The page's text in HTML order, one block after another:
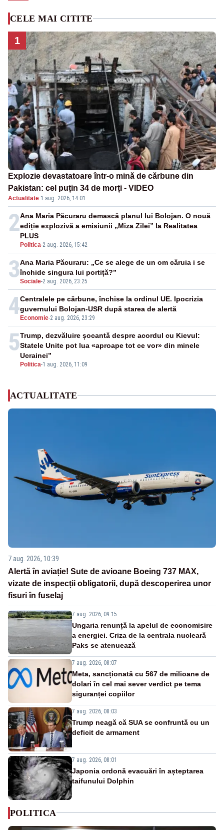
CELE MAI CITITE
1
Explozie devastatoare într-o mină de cărbune din
Pakistan: cel puțin 34 de morți - VIDEO
Actualitate·1 aug. 2026, 14:01
2
Politica-2 aug. 2026, 15:42
Ana Maria Păcuraru demască planul lui Bolojan. O nouă
ediție explozivă a emisiunii „Miza Zilei” la Realitatea
PLUS
3Sociale-2 aug. 2026, 23:25
Ana Maria Păcuraru: „Ce se alege de un om căruia i se
închide singura lui portiță?”
4 Economie-2 aug. 2026, 23:29
Centralele pe cărbune, închise la ordinul UE. Ipocrizia
guvernului Bolojan-USR după starea de alertă
5
Politica-1 aug. 2026, 11:09
Trump, dezvăluire șocantă despre acordul cu Kievul:
Statele Unite pot lua «aproape tot ce vor» din minele
Ucrainei”
ACTUALITATE
7 aug. 2026, 10:39
Alertă în aviație! Sute de avioane Boeing 737 MAX,
vizate de inspecții obligatorii, după descoperirea unor
fisuri în fuselaj
7 aug. 2026, 09:15
Ungaria renunță la apelul de economisire
a energiei. Criza de la centrala nucleară
Paks se atenuează
7 aug. 2026, 08:07
Meta, sancționată cu 567 de milioane de
dolari în cel mai sever verdict pe tema
siguranței copiilor
7 aug. 2026, 08:03
Trump neagă că SUA se confruntă cu un
deficit de armament
7 aug. 2026, 08:01
Japonia ordonă evacuări în așteptarea
taifunului Dolphin
POLITICA